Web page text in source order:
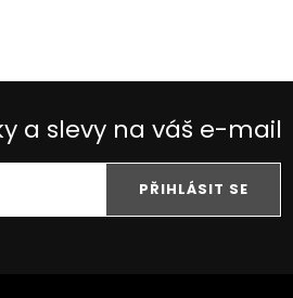
a slevy na váš e-mail
PŘIHLÁSIT SE